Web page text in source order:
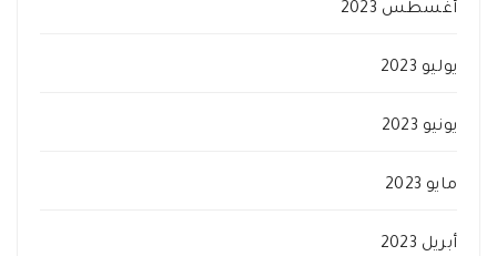
أغسطس 2023
يوليو 2023
يونيو 2023
مايو 2023
أبريل 2023